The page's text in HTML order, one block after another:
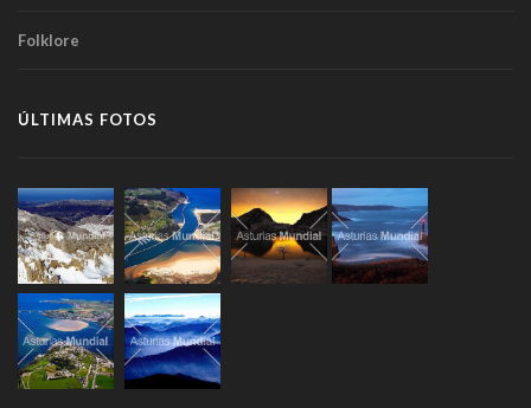
Folklore
ÚLTIMAS FOTOS